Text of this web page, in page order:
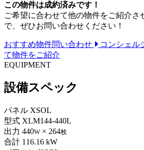
この物件は成約済みです！
ご希望に合わせて他の物件をご紹介さ
で、ぜひお問い合わせください！
おすすめ物件問い合わせ
コンシェル
て物件をご紹介
EQUIPMENT
設備スペック
パネル XSOL
型式 XLM144-440L
出力 440W × 264枚
合計 116.16 kW